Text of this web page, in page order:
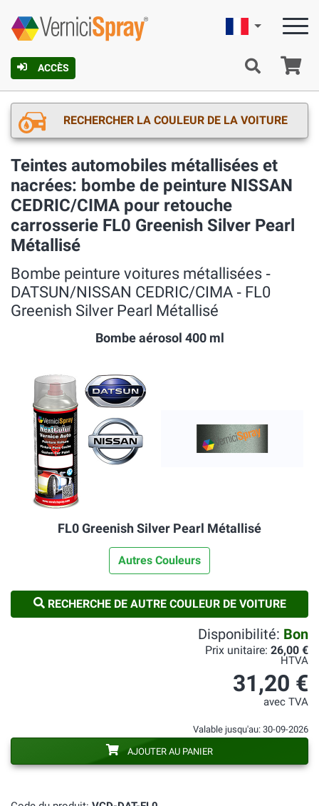
ACCÈS
Française
RECHERCHER LA COULEUR DE LA VOITURE
Teintes automobiles métallisées et
nacrées: bombe de peinture NISSAN
CEDRIC/CIMA pour retouche
carrosserie FL0 Greenish Silver Pearl
Métallisé
Bombe peinture voitures métallisées ‐
DATSUN/NISSAN CEDRIC/CIMA ‐ FL0
Greenish Silver Pearl Métallisé
Bombe aérosol 400 ml
FL0 Greenish Silver Pearl Métallisé
Autres Couleurs
RECHERCHE DE AUTRE COULEUR DE VOITURE
Disponibilité: Bon
Prix unitaire: 26,00 €
HTVA
31,20 €
avec TVA
Valable jusqu'au: 30-09-2026
AJOUTER AU PANIER